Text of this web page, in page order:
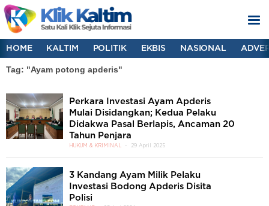
HOME KALTIM POLITIK EKBIS NASIONAL
Tag: "Ayam potong apderis"
Perkara Investasi Ayam Apderis
Mulai Disidangkan; Kedua Pelaku
Didakwa Pasal Berlapis, Ancaman 20
Tahun Penjara
HUKUM & KRIMINAL 29 April 2025
3 Kandang Ayam Milik Pelaku
Investasi Bodong Apderis Disita
Polisi